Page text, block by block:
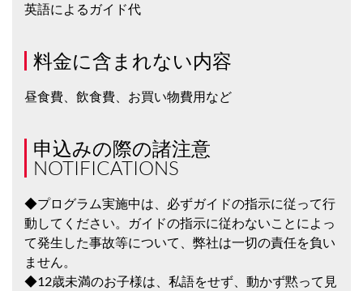
英語によるガイド代
料金に含まれない内容
昼食費、飲食費、お買い物費用など
申込みの際の諸注意
NOTIFICATIONS
◆プログラム実施中は、必ずガイドの指示に従って行
動してください。ガイドの指示に従わないことによっ
て発生した事故等について、弊社は一切の責任を負い
ません。
◆12歳未満のお子様は、私語をせず、動かず黙って見